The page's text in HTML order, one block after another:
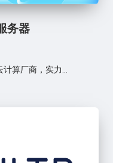
务器
计算厂商，实力…